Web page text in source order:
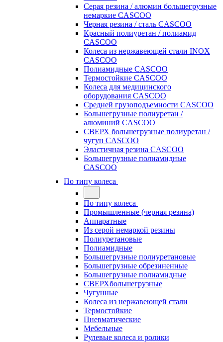
Серая резина / алюмин большегрузные
немаркие CASCOO
Черная резина / сталь CASCOO
Красный полиуретан / полиамид
CASCOO
Колеса из нержавеющей стали INOX
CASCOO
Полиамидные CASCOO
Термостойкие CASCOO
Колеса для медицинского
оборудования CASCOO
Средней грузоподъемности CASCOO
Большегрузные полиуретан /
алюминий CASCOO
СВЕРХ большегрузные полиуретан /
чугун CASCOO
Эластичная резина CASCOO
Большегрузные полиамидные
CASCOO
По типу колеса
По типу колеса
Промышленные (черная резина)
Аппаратные
Из серой немаркой резины
Полиуретановые
Полиамидные
Большегрузные полиуретановые
Большегрузные обрезиненные
Большегрузные полиамидные
СВЕРХбольшегрузные
Чугунные
Колеса из нержавеющей стали
Термостойкие
Пневматические
Мебельные
Рулевые колеса и ролики